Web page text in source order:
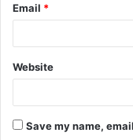
Email *
Website
Save my name,